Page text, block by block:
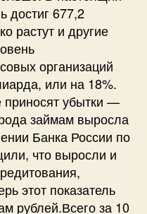
достиг 677,2
растут и другие
организаций
или на 18%.
убытки —
займам выросла
Банка России по
что выросли и
этот показатель
рублей.Всего за 10